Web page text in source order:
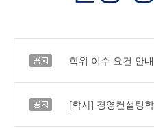
공지 학위 이수 요건 안내
공지 [학사] 경영컨설팅